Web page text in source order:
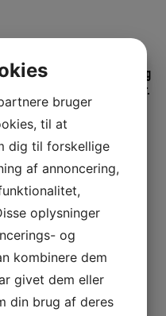
Self-polishing Antifouling)
træ, krydsfinér, stål og
eller andre letmetaller.
brug både i kolde og
Hempel Bundmaling
bruger
til at
dig til forskellige
af annoncering,
oplysninger
og
kombinere dem
givet dem eller
din brug af deres